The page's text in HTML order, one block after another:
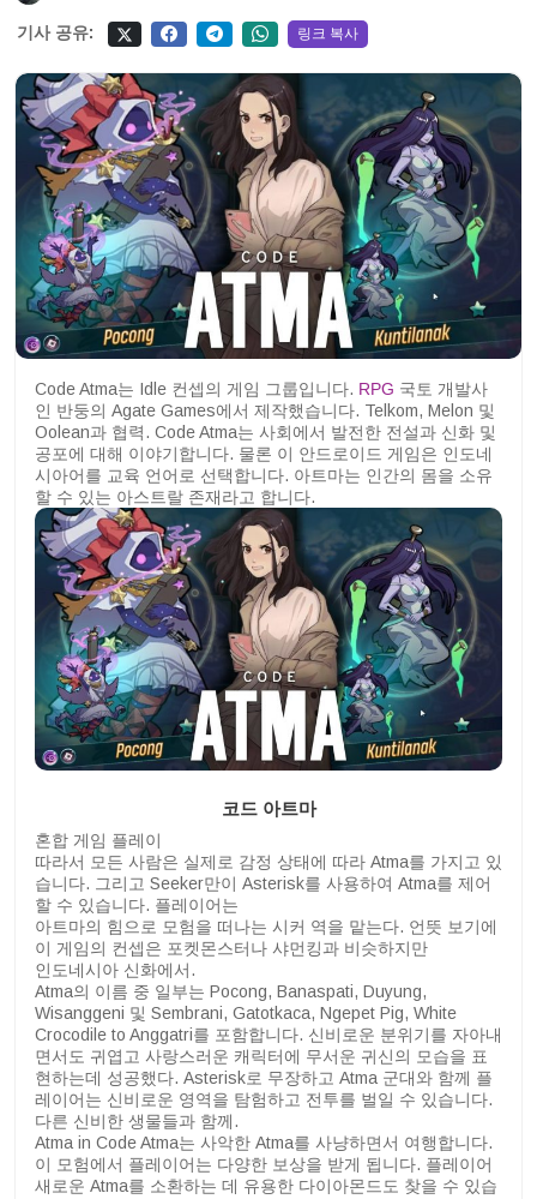
기사 공유: 링크 복사
Code Atma는 Idle 컨셉의 게임 그룹입니다. RPG 국토 개발사
인 반둥의 Agate Games에서 제작했습니다. Telkom, Melon 및
Oolean과 협력. Code Atma는 사회에서 발전한 전설과 신화 및
공포에 대해 이야기합니다. 물론 이 안드로이드 게임은 인도네
시아어를 교육 언어로 선택합니다. 아트마는 인간의 몸을 소유
할 수 있는 아스트랄 존재라고 합니다.
코드 아트마
혼합 게임 플레이
따라서 모든 사람은 실제로 감정 상태에 따라 Atma를 가지고 있
습니다. 그리고 Seeker만이 Asterisk를 사용하여 Atma를 제어
할 수 있습니다. 플레이어는
아트마의 힘으로 모험을 떠나는 시커 역을 맡는다. 언뜻 보기에
이 게임의 컨셉은 포켓몬스터나 샤먼킹과 비슷하지만
인도네시아 신화에서.
Atma의 이름 중 일부는 Pocong, Banaspati, Duyung,
Wisanggeni 및 Sembrani, Gatotkaca, Ngepet Pig, White
Crocodile to Anggatri를 포함합니다. 신비로운 분위기를 자아내
면서도 귀엽고 사랑스러운 캐릭터에 무서운 귀신의 모습을 표
현하는데 성공했다. Asterisk로 무장하고 Atma 군대와 함께 플
레이어는 신비로운 영역을 탐험하고 전투를 벌일 수 있습니다.
다른 신비한 생물들과 함께.
Atma in Code Atma는 사악한 Atma를 사냥하면서 여행합니다.
이 모험에서 플레이어는 다양한 보상을 받게 됩니다. 플레이어
새로운 Atma를 소환하는 데 유용한 다이아몬드도 찾을 수 있습